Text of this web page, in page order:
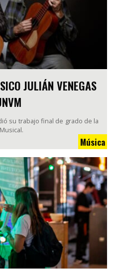
JULIÁN VENEGAS
su trabajo final de grado de la
Música